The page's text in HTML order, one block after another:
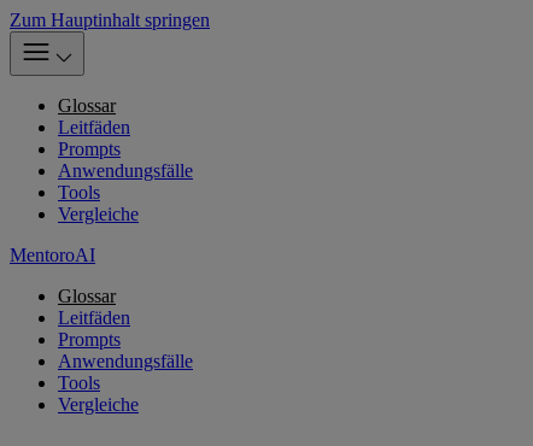
Zum Hauptinhalt springen
Glossar
Leitfäden
Prompts
Anwendungsfälle
Tools
Vergleiche
MentoroAI
Glossar
Leitfäden
Prompts
Anwendungsfälle
Tools
Vergleiche